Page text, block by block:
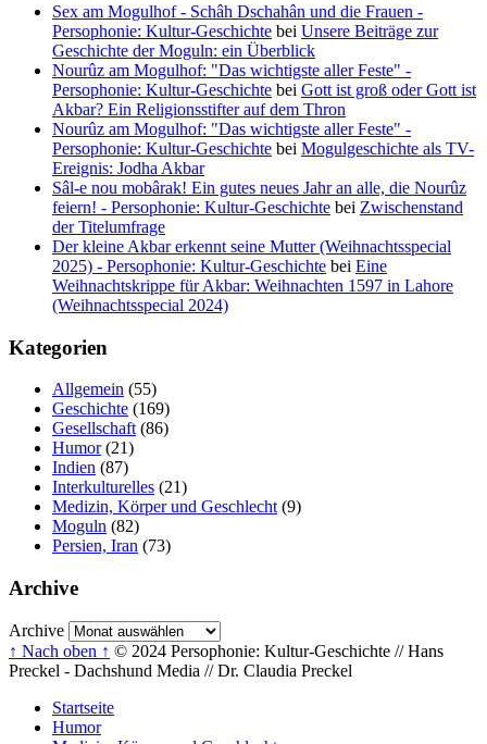
Sex am Mogulhof - Schâh Dschahân und die Frauen -
Persophonie: Kultur-Geschichte bei Unsere Beiträge zur
Geschichte der Moguln: ein Überblick
Nourûz am Mogulhof: "Das wichtigste aller Feste" -
Persophonie: Kultur-Geschichte bei Gott ist groß oder Gott ist
Akbar? Ein Religionsstifter auf dem Thron
Nourûz am Mogulhof: "Das wichtigste aller Feste" -
Persophonie: Kultur-Geschichte bei Mogulgeschichte als TV-
Ereignis: Jodha Akbar
Sâl-e nou mobârak! Ein gutes neues Jahr an alle, die Nourûz
feiern! - Persophonie: Kultur-Geschichte bei Zwischenstand
der Titelumfrage
Der kleine Akbar erkennt seine Mutter (Weihnachtsspecial
2025) - Persophonie: Kultur-Geschichte bei Eine
Weihnachtskrippe für Akbar: Weihnachten 1597 in Lahore
(Weihnachtsspecial 2024)
Kategorien
Allgemein (55)
Geschichte (169)
Gesellschaft (86)
Humor(21)
Indien (87)
Interkulturelles (21)
Medizin, Körper und Geschlecht (9)
Moguln (82)
Persien, Iran (73)
Archive
Archive
↑ Nach oben ↑ © 2024 Persophonie: Kultur-Geschichte // Hans
Preckel - Dachshund Media // Dr. Claudia Preckel
Startseite
Humor